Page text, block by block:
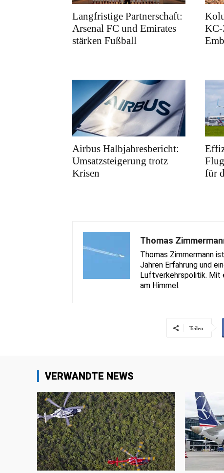
Langfristige Partnerschaft:
Arsenal FC und Emirates
stärken Fußball
Airbus Halbjahresbericht:
Umsatzsteigerung trotz
Krisen
für
Thomas
Thomas Zimmermann
Jahren Erfahrung und
Luftverkehrspolitik. Mit
am Himmel.
Teilen
VERWANDTE NEWS